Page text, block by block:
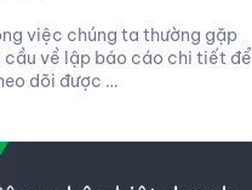
việc chúng ta thường gặp
cầu về lập báo cáo chi tiết để
dõi được …